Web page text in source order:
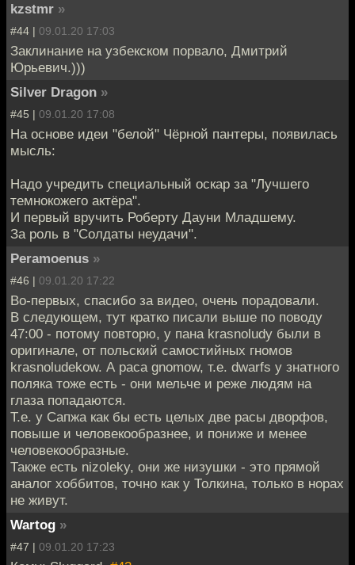
kzstmr »
#44 | 09.01.20 17:03
Заклинание на узбекском порвало, Дмитрий
Юрьевич.)))
Silver Dragon »
#45 | 09.01.20 17:08
На основе идеи "белой" Чёрной пантеры, появилась
мысль:
Надо учредить специальный оскар за "Лучшего
темнокожего актёра".
И первый вручить Роберту Дауни Младшему.
За роль в "Солдаты неудачи".
Peramoenus »
#46 | 09.01.20 17:22
Во-первых, спасибо за видео, очень порадовали.
В следующем, тут кратко писали выше по поводу
47:00 - потому повторю, у пана krasnoludy были в
оригинале, от польский самостийных гномов
krasnoludekow. А раса gnomow, т.е. dwarfs у знатного
поляка тоже есть - они мельче и реже людям на
глаза попадаются.
Т.е. у Сапжа как бы есть целых две расы дворфов,
повыше и человекообразнее, и пониже и менее
человекообразные.
Также есть nizoleky, они же низушки - это прямой
аналог хоббитов, точно как у Толкина, только в норах
не живут.
Wartog »
#47 | 09.01.20 17:23